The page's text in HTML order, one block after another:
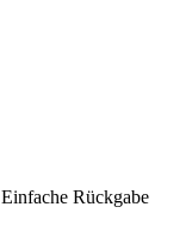
Einfache Rückgabe